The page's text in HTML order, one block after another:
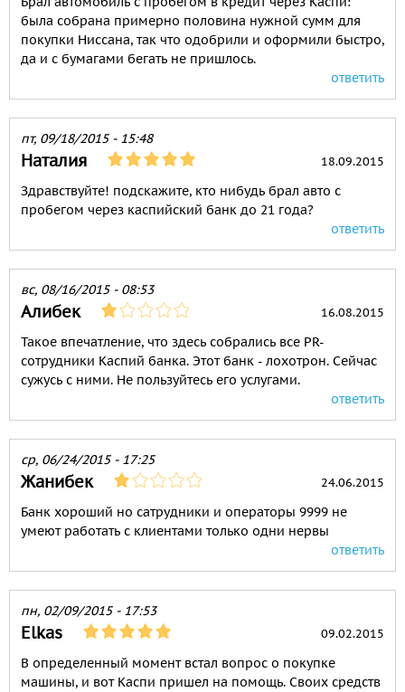
была собрана примерно половина нужной сумм для
покупки Ниссана, так что одобрили и оформили быстро,
да и с бумагами бегать не пришлось.
ответить
пт, 09/18/2015 - 15:48
Наталия 18.09.2015
Здравствуйте! подскажите, кто нибудь брал авто с
пробегом через каспийский банк до 21 года?
ответить
вс, 08/16/2015 - 08:53
Алибек 16.08.2015
Такое впечатление, что здесь собрались все PR-
сотрудники Каспий банка. Этот банк - лохотрон. Сейчас
сужусь с ними. Не пользуйтесь его услугами.
ответить
ср, 06/24/2015 - 17:25
Жанибек 24.06.2015
Банк хороший но сатрудники и операторы 9999 не
умеют работать с клиентами только одни нервы
ответить
пн, 02/09/2015 - 17:53
Elkas 09.02.2015
В определенный момент встал вопрос о покупке
машины, и вот Каспи пришел на помощь. Своих средств